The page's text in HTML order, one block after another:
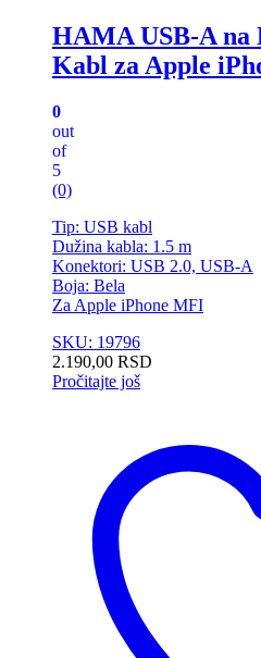
HAMA USB-A na
Kabl za Apple
0
out
of
5
(0)
Tip: USB kabl
Dužina kabla: 1.5 m
Konektori: USB 2.0, USB-A
Boja: Bela
Za Apple iPhone MFI
SKU: 19796
2.190,00 RSD
Pročitajte još